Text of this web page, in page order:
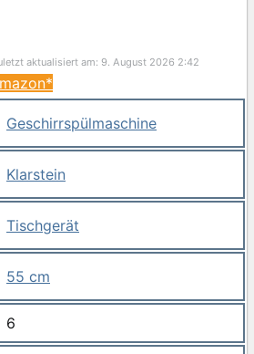
aktualisiert am: 9. August 2026 2:42
Geschirrspülmaschine
Klarstein
Tischgerät
55 cm
6